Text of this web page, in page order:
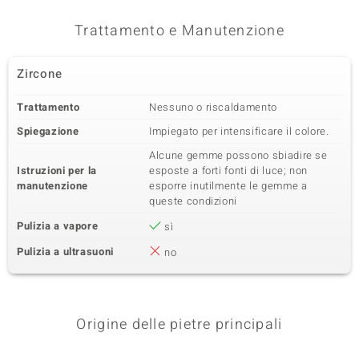
Trattamento e Manutenzione
Zircone
Trattamento
Nessuno o riscaldamento
Spiegazione
Impiegato per intensificare il colore.
Istruzioni per la
manutenzione
Alcune gemme possono sbiadire se
esposte a forti fonti di luce; non
esporre inutilmente le gemme a
queste condizioni
Pulizia a vapore
sì
Pulizia a ultrasuoni
no
Origine delle pietre principali